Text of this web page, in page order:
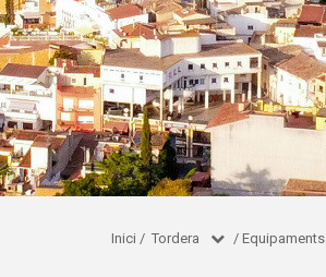
Inici / Tordera / Equipaments